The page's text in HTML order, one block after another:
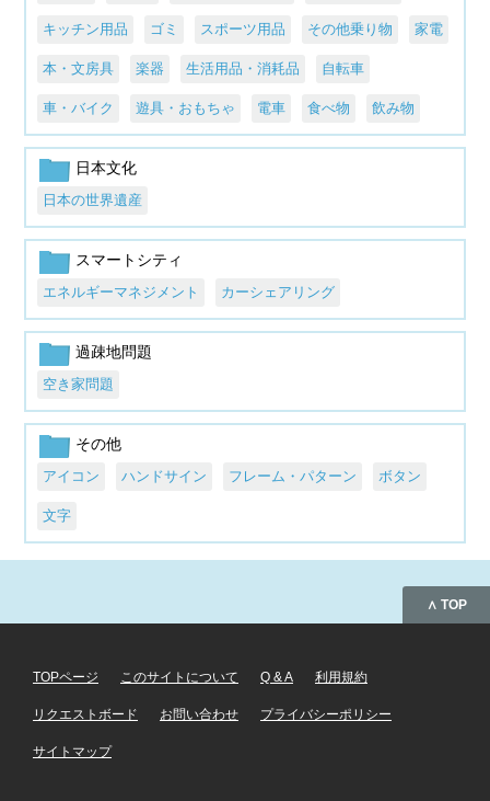
キッチン用品 ゴミ スポーツ用品 その他乗り物 家電
本・文房具 楽器 生活用品・消耗品 自転車
車・バイク 遊具・おもちゃ 電車 食べ物 飲み物
日本文化
日本の世界遺産
スマートシティ
エネルギーマネジメント カーシェアリング
過疎地問題
空き家問題
その他
アイコン ハンドサイン フレーム・パターン ボタン
文字
∧ TOP
TOPページ このサイトについて Q & A 利用規約
リクエストボード お問い合わせ プライバシーポリシー
サイトマップ